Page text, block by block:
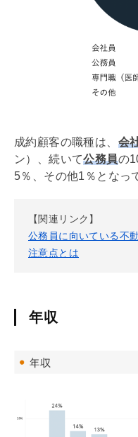
成約顧客の職種は、 会
ン）、続いて公務員の
5％、その他1％となっ
【関連リンク】
公務員に向いている不
注意点とは
年収